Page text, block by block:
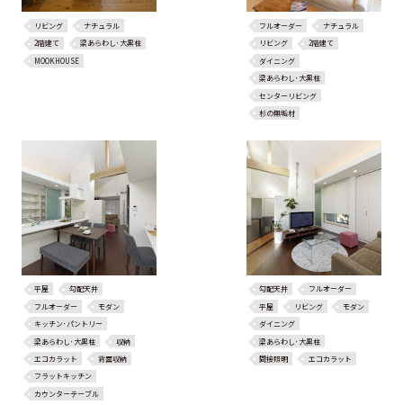
リビング
ナチュラル
2階建て
梁あらわし･大黒柱
MOOKHOUSE
フルオーダー
ナチュラル
リビング
2階建て
ダイニング
梁あらわし･大黒柱
センターリビング
杉の無垢材
平屋
勾配天井
フルオーダー
モダン
キッチン･パントリー
梁あらわし･大黒柱
収納
エコカラット
背面収納
フラットキッチン
カウンターテーブル
勾配天井
フルオーダー
平屋
リビング
モダン
ダイニング
梁あらわし･大黒柱
間接照明
エコカラット